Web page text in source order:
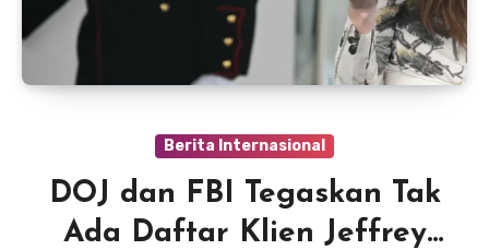
Berita Internasional
DOJ dan FBI Tegaskan Tak
Ada Daftar Klien Jeffrey